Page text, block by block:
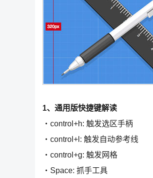
1、通用版快捷键解读
・control+h: 触发选区手柄
・control+l: 触发自动参考线
・control+g: 触发网格
・Space: 抓手工具